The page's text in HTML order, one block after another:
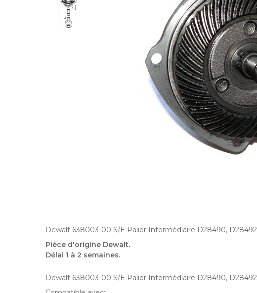
Dewalt 638003-00 S/E Palier Intermédiaire D28490, D28492
Pièce d'origine Dewalt.
Délai 1 à 2 semaines.
Dewalt 638003-00 S/E Palier Intermédiaire D28490, D28492